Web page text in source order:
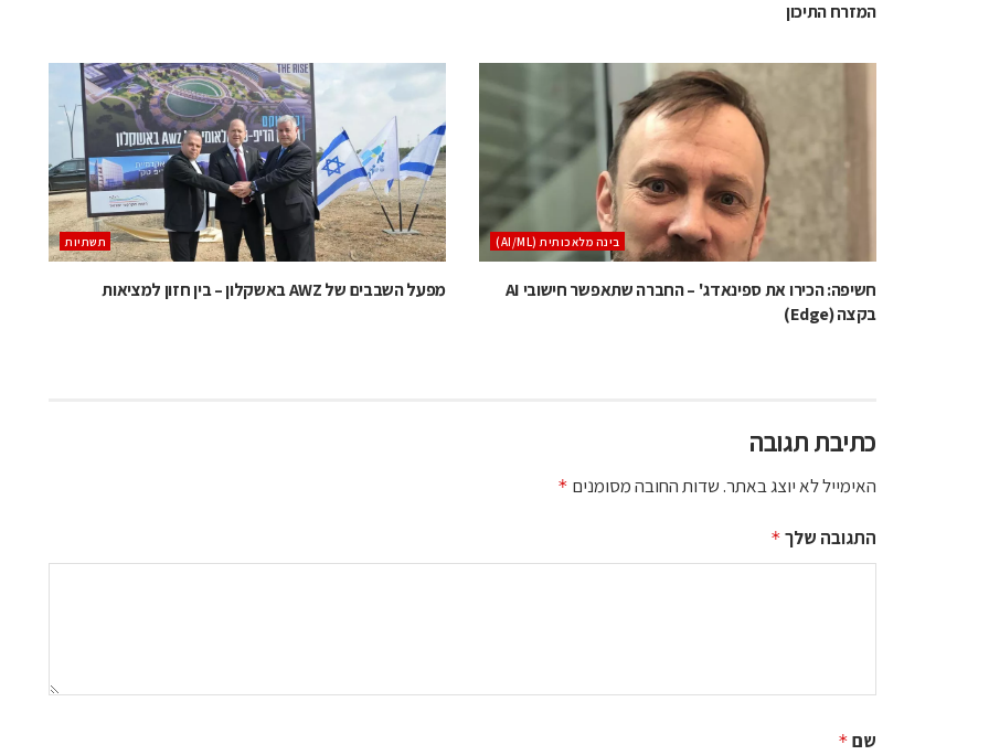
המזרח התיכון
בינה מלאכותית (AI/ML)
חשיפה: הכירו את ספינאדג' – החברה שתאפשר חישובי AI
בקצה (Edge)
תשתיות
מפעל השבבים של AWZ באשקלון – בין חזון למציאות
כתיבת תגובה
האימייל לא יוצג באתר.שדות החובה מסומנים *
התגובה שלך *
שם *